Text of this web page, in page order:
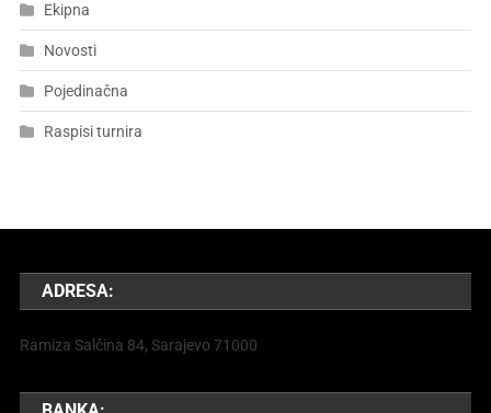
Ekipna
Novosti
Pojedinačna
Raspisi turnira
ADRESA:
Ramiza Salčina 84, Sarajevo 71000